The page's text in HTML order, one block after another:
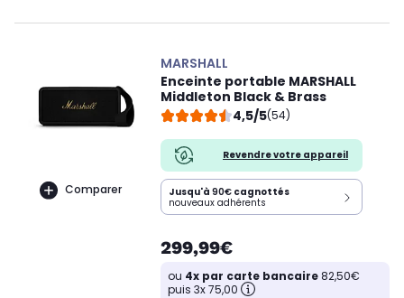
Comparer
MARSHALL
Enceinte portable MARSHALL
Middleton Black & Brass
4,5/5(54)
Revendre votre appareil
Jusqu'à 90€ cagnottés
nouveaux adhérents
299,99€
ou 4x par carte bancaire82,50€
puis 3x 75,00